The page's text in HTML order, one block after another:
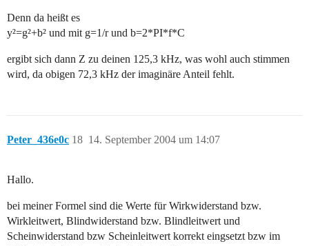
Denn da heißt es
y²=g²+b² und mit g=1/r und b=2*PI*f*C
ergibt sich dann Z zu deinen 125,3 kHz, was wohl auch stimmen
wird, da obigen 72,3 kHz der imaginäre Anteil fehlt.
Peter_436e0c 14. September 2004 um 14:07
18
Hallo.
bei meiner Formel sind die Werte für Wirkwiderstand bzw.
Wirkleitwert, Blindwiderstand bzw. Blindleitwert und
Scheinwiderstand bzw Scheinleitwert korrekt eingsetzt bzw im